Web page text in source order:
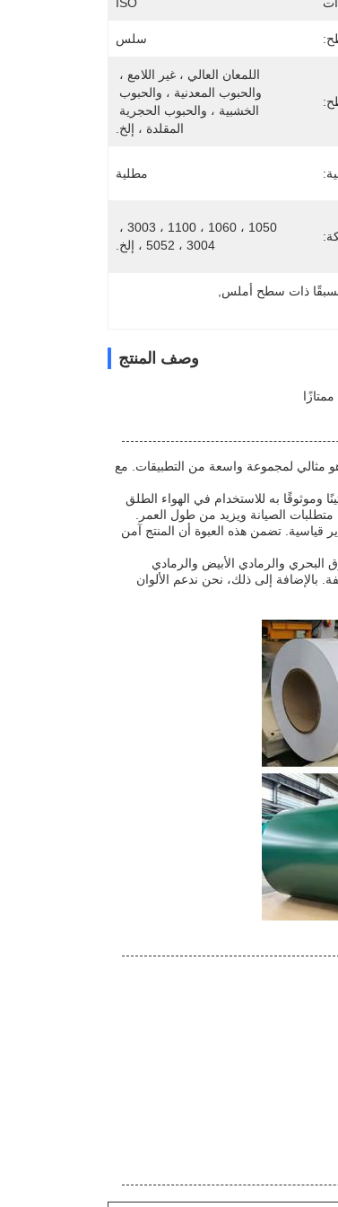
سلس
المقلدة ، إلخ.
مطلية
3004 ، 5052 ، إلخ.
مسبقًا ذات سطح أملس
وصف المنتج
مثالي لمجموعة واسعة من التطبيقات. مع
وموثوقًا به للاستخدام في الهواء الطلق
الصيانة ويزيد من طول العمر.
قياسية. تضمن هذه العبوة أن المنتج آمن
البحري والرمادي الأبيض والرمادي
بالإضافة إلى ذلك، نحن ندعم الألوان